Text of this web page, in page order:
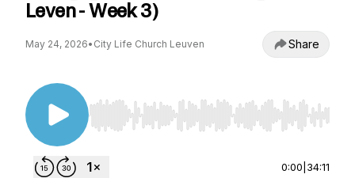
Leven - Week 3)
May 24, 2026• City Life Church Leuven Share
Use Left/Right to seek, Home/End to jump to
0:00 34:11